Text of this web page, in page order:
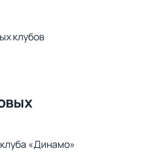
клубов
«Динамо»